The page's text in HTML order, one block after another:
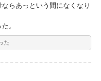
らあっという間になくなり
。
た